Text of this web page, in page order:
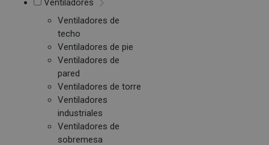
Ventiladores
Ventiladores de
techo
Ventiladores de pie
Ventiladores de
pared
Ventiladores de torre
Ventiladores
industriales
Ventiladores de
sobremesa